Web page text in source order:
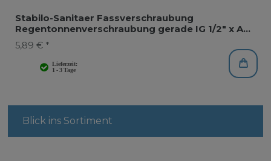
Stabilo-Sanitaer Fassverschraubung
Regentonnenverschraubung gerade IG 1/2" x AG
3/4"
5,89 € *
Blick ins Sortiment